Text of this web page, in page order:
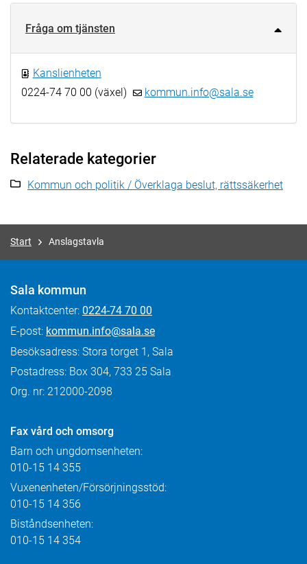
Fråga om tjänsten
Kanslienheten
0224-74 70 00 (växel)
kommun.info@sala.se
Relaterade kategorier
Kommun och politik / Överklaga beslut, rättssäkerhet
Start Anslagstavla
Sala kommun
Kontaktcenter: 0224-74 70 00
E-post: kommun.info@sala.se
Besöksadress: Stora torget 1, Sala
Postadress: Box 304, 733 25 Sala
Org. nr: 212000-2098
Fax vård och omsorg
Barn och ungdomsenheten:
010-15 14 355
Vuxenenheten/Försörjningsstöd:
010-15 14 356
Biståndsenheten:
010-15 14 354